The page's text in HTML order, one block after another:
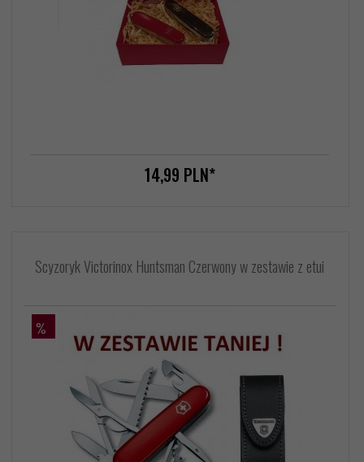
14,99 PLN*
Scyzoryk Victorinox Huntsman Czerwony w zestawie z etui
%